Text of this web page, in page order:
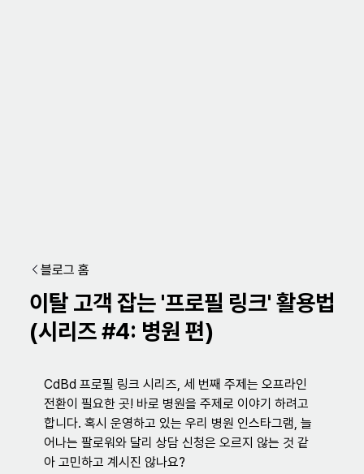
블로그 홈
이탈 고객 잡는 '프로필 링크' 활용법
(시리즈 #4: 병원 편)
CdBd 프로필 링크 시리즈, 세 번째 주제는 오프라인
전환이 필요한 곳! 바로 병원을 주제로 이야기 하려고
합니다. 혹시 운영하고 있는 우리 병원 인스타그램, 늘
어나는 팔로워와 달리 상담 신청은 오르지 않는 것 같
아 고민하고 계시진 않나요?